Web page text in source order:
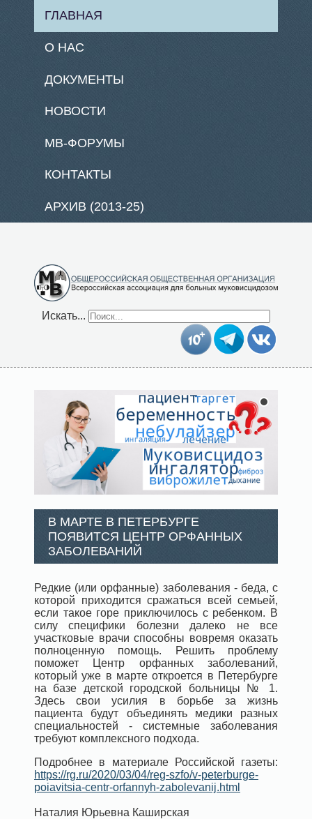
ГЛАВНАЯ
О НАС
ДОКУМЕНТЫ
НОВОСТИ
МВ-ФОРУМЫ
КОНТАКТЫ
АРХИВ (2013-25)
Искать...
В МАРТЕ В ПЕТЕРБУРГЕ
ПОЯВИТСЯ ЦЕНТР ОРФАННЫХ
ЗАБОЛЕВАНИЙ
Редкие (или орфанные) заболевания - беда, с
которой приходится сражаться всей семьей,
если такое горе приключилось с ребенком. В
силу специфики болезни далеко не все
участковые врачи способны вовремя оказать
полноценную помощь. Решить проблему
поможет Центр орфанных заболеваний,
который уже в марте откроется в Петербурге
на базе детской городской больницы № 1.
Здесь свои усилия в борьбе за жизнь
пациента будут объединять медики разных
специальностей - системные заболевания
требуют комплексного подхода.
Подробнее в материале Российской газеты:
https://rg.ru/2020/03/04/reg-szfo/v-peterburge-
poiavitsia-centr-orfannyh-zabolevanij.html
Наталия Юрьевна Каширская